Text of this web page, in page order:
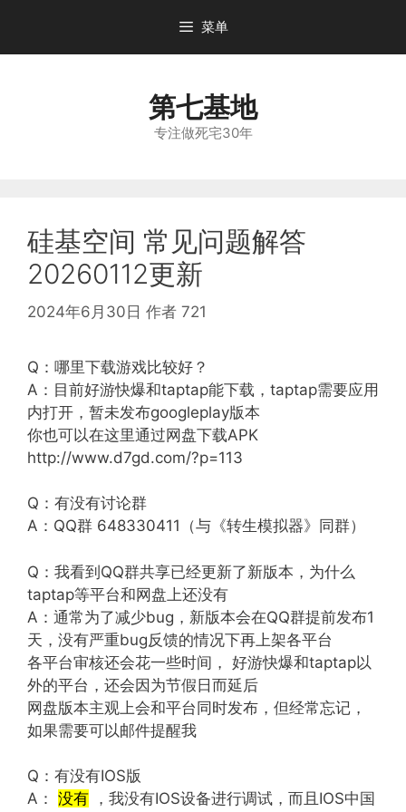
内
菜单
第七基地
专注做死宅30年
硅基空间 常见问题解答
20260112更新
2024年6月30日 作者 721
Q：哪里下载游戏比较好？
A：目前好游快爆和taptap能下载，taptap需要应用
内打开，暂未发布googleplay版本
你也可以在这里通过网盘下载APK
http://www.d7gd.com/?p=113
Q：有没有讨论群
A：QQ群 648330411（与《转生模拟器》同群）
Q：我看到QQ群共享已经更新了新版本，为什么
taptap等平台和网盘上还没有
A：通常为了减少bug，新版本会在QQ群提前发布1
天，没有严重bug反馈的情况下再上架各平台
各平台审核还会花一些时间， 好游快爆和taptap以
外的平台，还会因为节假日而延后
网盘版本主观上会和平台同时发布，但经常忘记，
如果需要可以邮件提醒我
Q：有没有IOS版
A： 没有 ，我没有IOS设备进行调试，而且IOS中国